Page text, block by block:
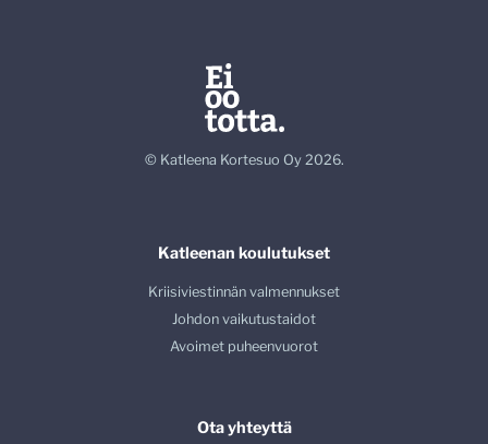
© Katleena Kortesuo Oy 2026.
Katleenan koulutukset
Kriisiviestinnän valmennukset
Johdon vaikutustaidot
Avoimet puheenvuorot
Ota yhteyttä